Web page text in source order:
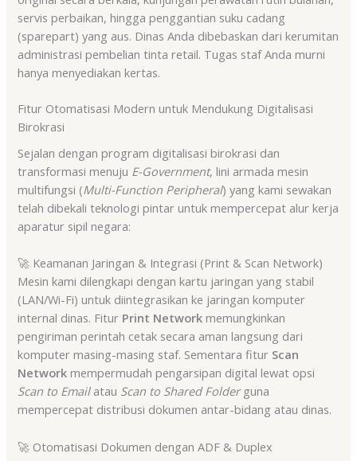
servis perbaikan, hingga penggantian suku cadang
(sparepart) yang aus. Dinas Anda dibebaskan dari kerumitan
administrasi pembelian tinta retail. Tugas staf Anda murni
hanya menyediakan kertas.
Fitur Otomatisasi Modern untuk Mendukung Digitalisasi
Birokrasi
Sejalan dengan program digitalisasi birokrasi dan
transformasi menuju E-Government, lini armada mesin
multifungsi (Multi-Function Peripheral) yang kami sewakan
telah dibekali teknologi pintar untuk mempercepat alur kerja
aparatur sipil negara:
🚀 Keamanan Jaringan & Integrasi (Print & Scan Network)
Mesin kami dilengkapi dengan kartu jaringan yang stabil
(LAN/Wi-Fi) untuk diintegrasikan ke jaringan komputer
internal dinas. Fitur Print Network memungkinkan
pengiriman perintah cetak secara aman langsung dari
komputer masing-masing staf. Sementara fitur Scan
Network mempermudah pengarsipan digital lewat opsi
Scan to Emailatau Scan to Shared Folderguna
mempercepat distribusi dokumen antar-bidang atau dinas.
🚀 Otomatisasi Dokumen dengan ADF & Duplex